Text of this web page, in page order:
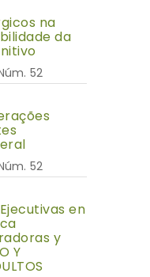
na
da
52
52
en
y
Y